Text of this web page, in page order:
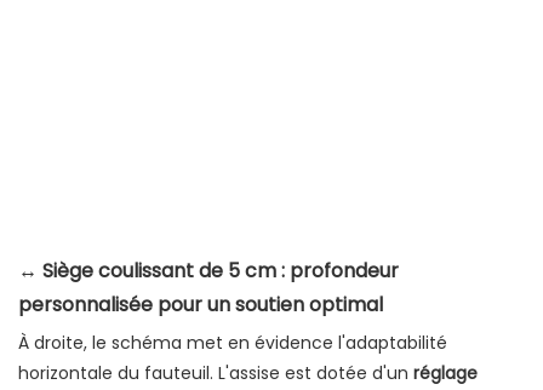
↔️ Siège coulissant de 5 cm : profondeur
personnalisée pour un soutien optimal
À droite, le schéma met en évidence l'adaptabilité
horizontale du fauteuil. L'assise est dotée d'un réglage